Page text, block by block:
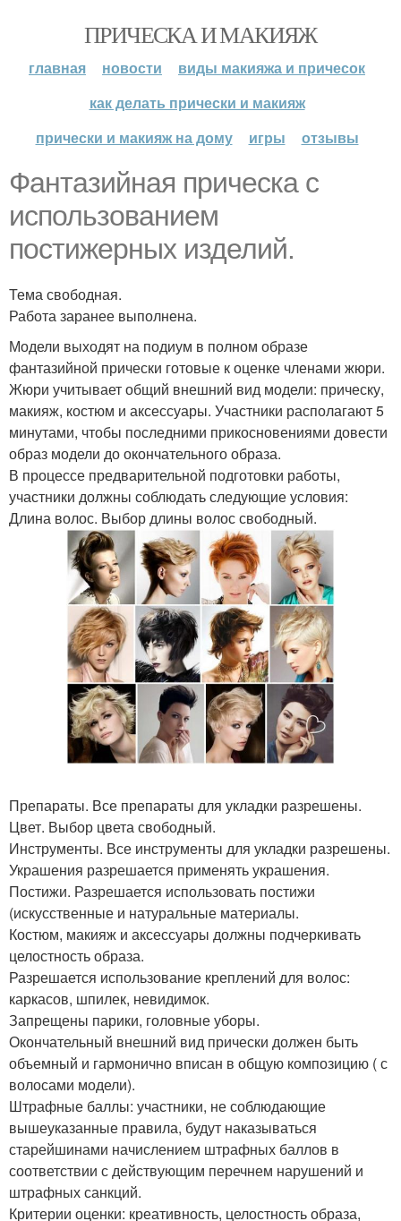
ПРИЧЕСКА И МАКИЯЖ
главная новости
виды макияжа и причесок
как делать прически и макияж
прически и макияж на дому
игры отзывы
Фантазийная прическа с
использованием
постижерных изделий.
Тема свободная.
Работа заранее выполнена.
Модели выходят на подиум в полном образе
фантазийной прически готовые к оценке членами жюри.
Жюри учитывает общий внешний вид модели: прическу,
макияж, костюм и аксессуары. Участники располагают 5
минутами, чтобы последними прикосновениями довести
образ модели до окончательного образа.
В процессе предварительной подготовки работы,
участники должны соблюдать следующие условия:
Длина волос. Выбор длины волос свободный.
Препараты. Все препараты для укладки разрешены.
Цвет. Выбор цвета свободный.
Инструменты. Все инструменты для укладки разрешены.
Украшения разрешается применять украшения.
Постижи. Разрешается использовать постижи
(искусственные и натуральные материалы.
Костюм, макияж и аксессуары должны подчеркивать
целостность образа.
Разрешается использование креплений для волос:
каркасов, шпилек, невидимок.
Запрещены парики, головные уборы.
Окончательный внешний вид прически должен быть
объемный и гармонично вписан в общую композицию ( с
волосами модели).
Штрафные баллы: участники, не соблюдающие
вышеуказанные правила, будут наказываться
старейшинами начислением штрафных баллов в
соответствии с действующим перечнем нарушений и
штрафных санкций.
Критерии оценки: креативность, целостность образа,